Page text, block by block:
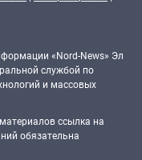
«Nord-News» Эл
службой по
и массовых
ссылка на
обязательна